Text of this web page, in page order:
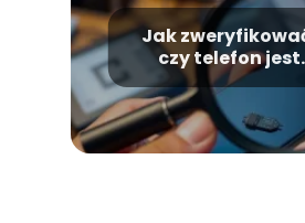
Jak
czy telefon jest
monitorowany?
efektywne metody